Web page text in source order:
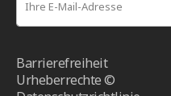
Barrierefreiheit
Urheberrechte ©